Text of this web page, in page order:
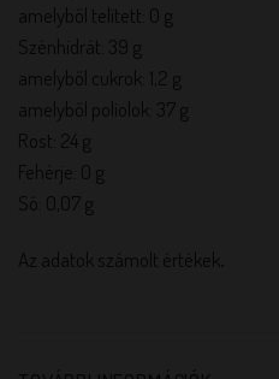
amelyből telített: 0 g
Szénhidrát: 39 g
amelyből cukrok: 1,2 g
amelyből poliolok: 37 g
Rost: 24 g
Fehérje: 0 g
Só: 0,07 g
Az adatok számolt értékek